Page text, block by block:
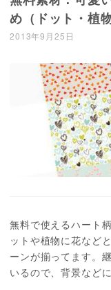
め（ドット・植
2013年9月25日
無料で使えるハート
ットや植物に花など
ーンが揃ってます。
いるので、背景など